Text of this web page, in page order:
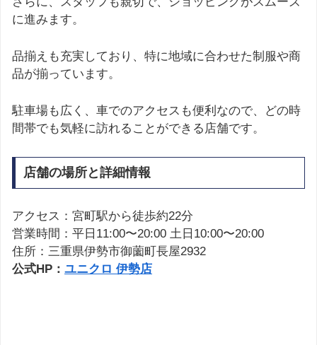
に進みます。
品揃えも充実しており、特に地域に合わせた制服や商
品が揃っています。
駐車場も広く、車でのアクセスも便利なので、どの時
間帯でも気軽に訪れることができる店舗です。
店舗の場所と詳細情報
アクセス：宮町駅から徒歩約22分
営業時間：平日11:00〜20:00 土日10:00〜20:00
住所：三重県伊勢市御薗町長屋2932
公式HP： ユニクロ 伊勢店